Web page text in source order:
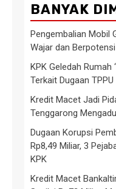
BANYAK
Pengembalian Mobil
Wajar dan
KPK Geledah Rumah
Terkait Dugaan
Kredit Macet Jadi
Tenggarong
Dugaan Korupsi
Rp8,49 Miliar, 3
KPK
Kredit Macet